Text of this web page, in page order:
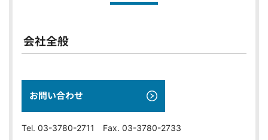
会社全般
お問い合わせ
Tel. 03-3780-2711 Fax. 03-3780-2733